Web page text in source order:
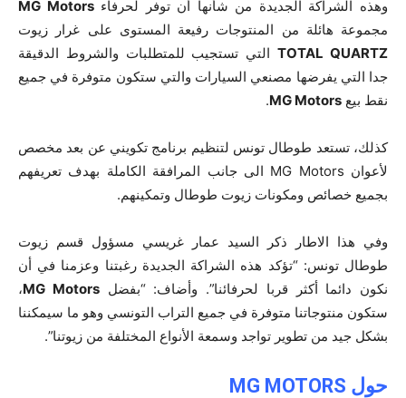
وهذه الشراكة الجديدة من شأنها أن توفر لحرفاءMG Motors
مجموعة هائلة من المنتوجات رفيعة المستوى على غرار زيوت
TOTAL QUARTZالتي تستجيب للمتطلبات والشروط الدقيقة
جدا التي يفرضها مصنعي السيارات والتي ستكون متوفرة في جميع
نقط بيع MG Motors
.
كذلك، تستعد طوطال تونس لتنظيم برنامج تكويني عن بعد مخصص
لأعوان MG Motors الى جانب المرافقة الكاملة بهدف تعريفهم
بجميع خصائص ومكونات زيوت طوطال وتمكينهم.
وفي هذا الاطار ذكر السيد عمار غريسي مسؤول قسم زيوت
طوطال تونس: “تؤكد هذه الشراكة الجديدة رغبتنا وعزمنا في أن
نكون دائما أكثر قربا لحرفائنا”. وأضاف: “بفضلMG Motors،
ستكون منتوجاتنا متوفرة في جميع التراب التونسي وهو ما سيمكننا
بشكل جيد من تطوير تواجد وسمعة الأنواع المختلفة من زيوتنا”.
حول MG MOTORS